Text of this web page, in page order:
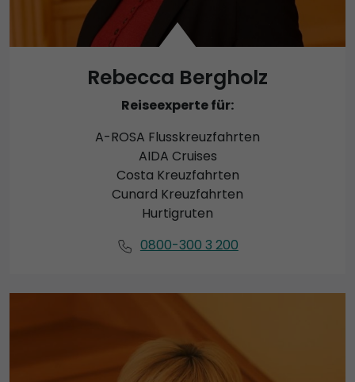
Rebecca Bergholz
Reiseexperte für:
A-ROSA Flusskreuzfahrten
AIDA Cruises
Costa Kreuzfahrten
Cunard Kreuzfahrten
Hurtigruten
0800-300 3 200